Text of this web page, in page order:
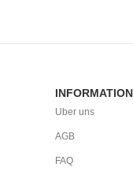
Uber uns
AGB
FAQ